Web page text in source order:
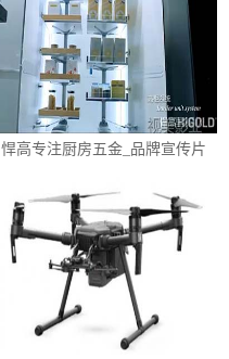
悍高专注厨房五金_品牌宣传片